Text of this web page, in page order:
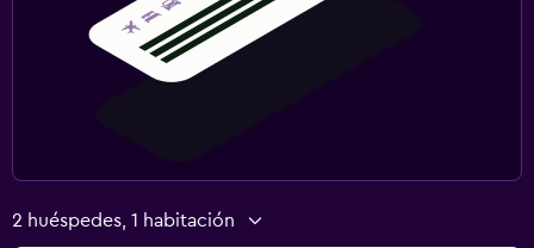
Equipo infantil para zona de juegos al aire libre
2 huéspedes, 1 habitación